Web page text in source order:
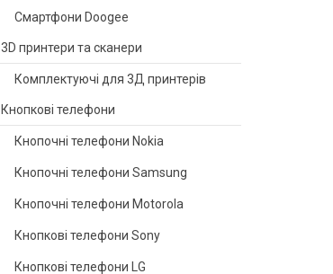
Смартфони Doogee
3D принтери та сканери
Комплектуючі для 3Д принтерів
Кнопкові телефони
Кнопочні телефони Nokia
Кнопочні телефони Samsung
Кнопочні телефони Motorola
Кнопкові телефони Sony
Кнопкові телефони LG